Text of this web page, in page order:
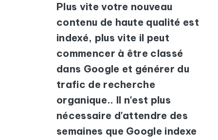
Plus vite votre nouveau
contenu de haute qualité est
indexé, plus vite il peut
commencer à être classé
dans Google et générer du
trafic de recherche
organique.. Il n'est plus
nécessaire d'attendre des
semaines que Google indexe